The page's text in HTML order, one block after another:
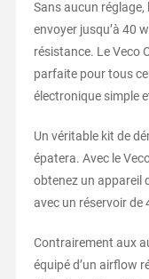
Sans aucun réglage,
envoyer jusqu’à 40
résistance. Le Veco
parfaite pour tous
électronique simple
Un véritable kit de
épatera. Avec le
obtenez un appareil
avec un réservoir de
Contrairement aux
équipé d’un airflow